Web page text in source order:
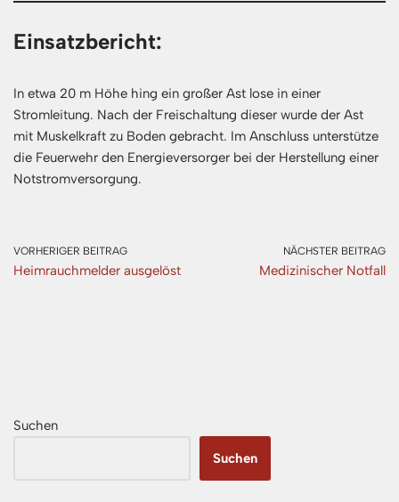
Einsatzbericht:
In etwa 20 m Höhe hing ein großer Ast lose in einer
Stromleitung. Nach der Freischaltung dieser wurde der Ast
mit Muskelkraft zu Boden gebracht. Im Anschluss unterstütze
die Feuerwehr den Energieversorger bei der Herstellung einer
Notstromversorgung.
VORHERIGER BEITRAG
Heimrauchmelder ausgelöst
NÄCHSTER BEITRAG
Medizinischer Notfall
Suchen
Suchen